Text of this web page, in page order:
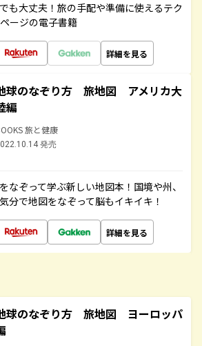
も大丈夫！旅の手配や準備に使えるテク
ージの電子書籍
詳細を見る
球のなぞり方 旅地図 アメリカ大
編
旅と健康
発売
なぞって学ぶ新しい地図本！国境や州、
分で地図をなぞって脳もイキイキ！
詳細を見る
球のなぞり方 旅地図 ヨーロッパ